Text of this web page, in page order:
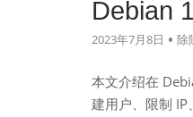
Debian
2023年7月8日 除
本文介绍在
建用户、限制 IP